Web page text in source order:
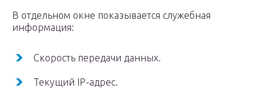
В отдельном окне показывается служебная
информация:
Скорость передачи данных.
Текущий IP-адрес.